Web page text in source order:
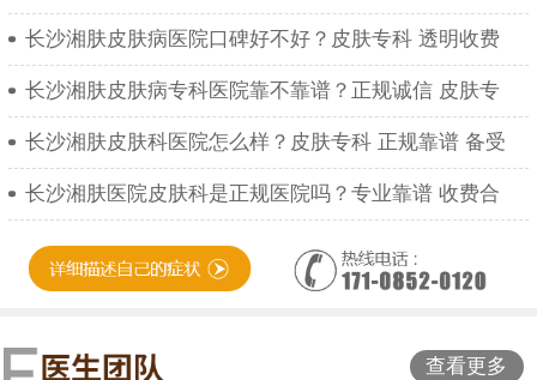
长沙湘肤皮肤病医院口碑好不好？皮肤专科 透明收费
长沙湘肤皮肤病专科医院靠不靠谱？正规诚信 皮肤专
长沙湘肤皮肤科医院怎么样？皮肤专科 正规靠谱 备受
长沙湘肤医院皮肤科是正规医院吗？专业靠谱 收费合
查看更多